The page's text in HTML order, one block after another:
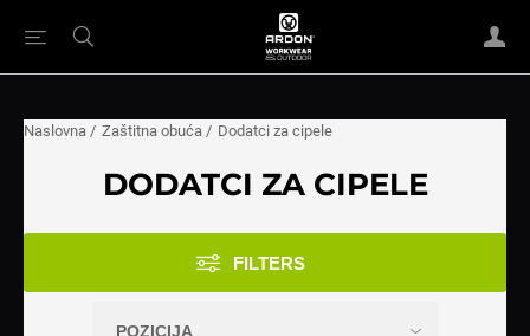
Naslovna / Zaštitna obuća / Dodatci za cipele
DODATCI ZA CIPELE
FILTERS